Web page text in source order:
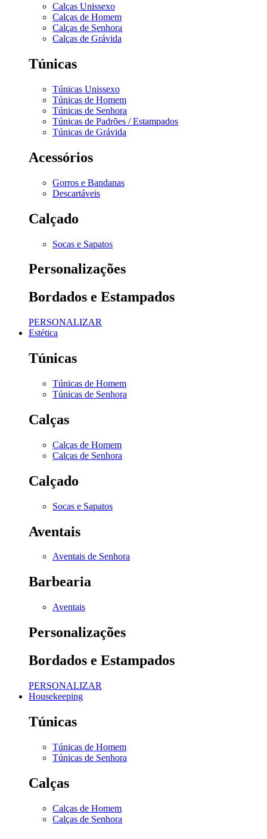
Calças Unissexo
Calças de Homem
Calças de Senhora
Calças de Grávida
Túnicas
Túnicas Unissexo
Túnicas de Homem
Túnicas de Senhora
Túnicas de Padrões / Estampados
Túnicas de Grávida
Acessórios
Gorros e Bandanas
Descartáveis
Calçado
Socas e Sapatos
Personalizações
Bordados e Estampados
PERSONALIZAR
Estética
Túnicas
Túnicas de Homem
Túnicas de Senhora
Calças
Calças de Homem
Calças de Senhora
Calçado
Socas e Sapatos
Aventais
Aventais de Senhora
Barbearia
Aventais
Personalizações
Bordados e Estampados
PERSONALIZAR
Housekeeping
Túnicas
Túnicas de Homem
Túnicas de Senhora
Calças
Calças de Homem
Calças de Senhora